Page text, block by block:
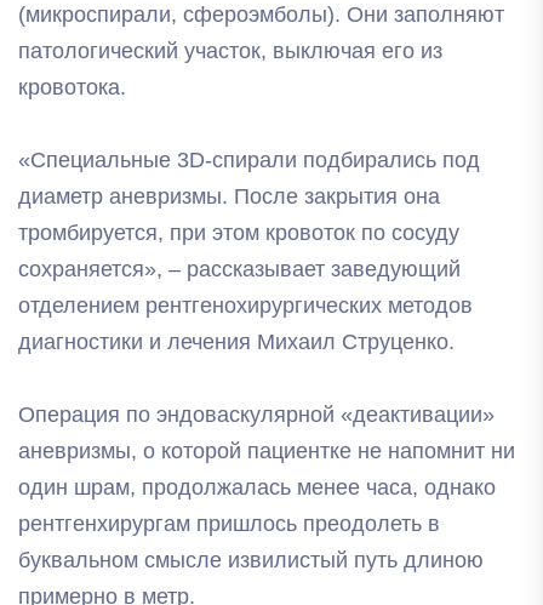
(микроспирали, сфероэмболы). Они заполняют
патологический участок, выключая его из
кровотока.
«Специальные 3D-спирали подбирались под
диаметр аневризмы. После закрытия она
тромбируется, при этом кровоток по сосуду
сохраняется», – рассказывает заведующий
отделением рентгенохирургических методов
диагностики и лечения Михаил Струценко.
Операция по эндоваскулярной «деактивации»
аневризмы, о которой пациентке не напомнит ни
один шрам, продолжалась менее часа, однако
рентгенхирургам пришлось преодолеть в
буквальном смысле извилистый путь длиною
примерно в метр.